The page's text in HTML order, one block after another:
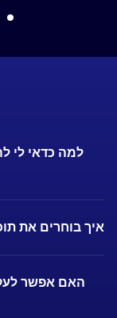
למה כדאי לי
איך בוחרים את
האם אפשר